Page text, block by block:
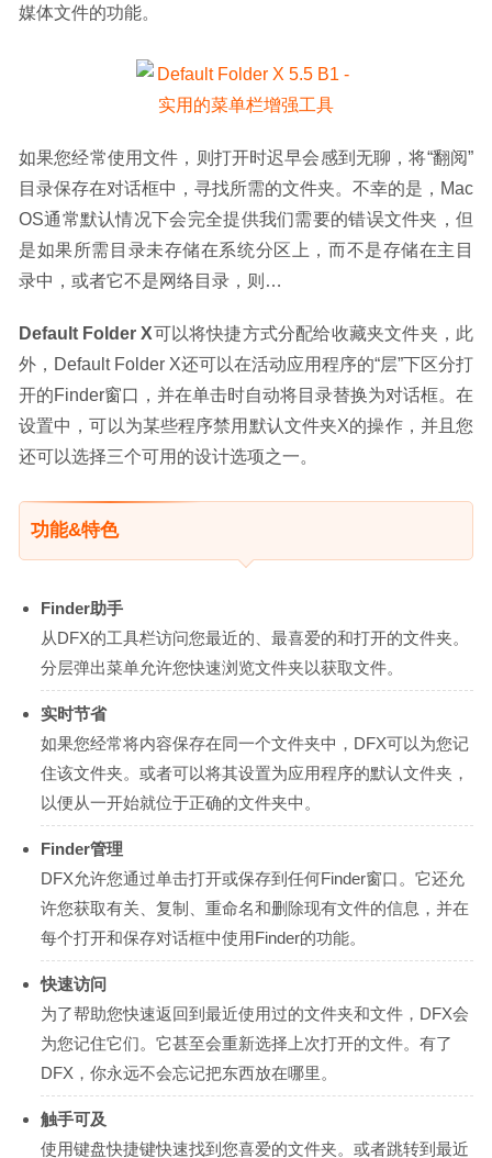
媒体文件的功能。
如果您经常使用文件，则打开时迟早会感到无聊，将“翻阅”
目录保存在对话框中，寻找所需的文件夹。不幸的是，Mac
OS通常默认情况下会完全提供我们需要的错误文件夹，但
是如果所需目录未存储在系统分区上，而不是存储在主目
录中，或者它不是网络目录，则…
Default Folder X可以将快捷方式分配给收藏夹文件夹，此
外，Default Folder X还可以在活动应用程序的“层”下区分打
开的Finder窗口，并在单击时自动将目录替换为对话框。在
设置中，可以为某些程序禁用默认文件夹X的操作，并且您
还可以选择三个可用的设计选项之一。
功能&特色
Finder助手
从DFX的工具栏访问您最近的、最喜爱的和打开的文件夹。
分层弹出菜单允许您快速浏览文件夹以获取文件。
实时节省
如果您经常将内容保存在同一个文件夹中，DFX可以为您记
住该文件夹。或者可以将其设置为应用程序的默认文件夹，
以便从一开始就位于正确的文件夹中。
Finder管理
DFX允许您通过单击打开或保存到任何Finder窗口。它还允
许您获取有关、复制、重命名和删除现有文件的信息，并在
每个打开和保存对话框中使用Finder的功能。
快速访问
为了帮助您快速返回到最近使用过的文件夹和文件，DFX会
为您记住它们。它甚至会重新选择上次打开的文件。有了
DFX，你永远不会忘记把东西放在哪里。
触手可及
使用键盘快捷键快速找到您喜爱的文件夹。或者跳转到最近